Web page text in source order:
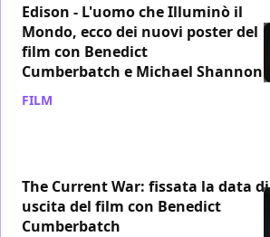
Edison - L'uomo che Illuminò il
Mondo, ecco dei nuovi poster del
film con Benedict
Cumberbatch e Michael Shannon
FILM
The Current War: fissata la data di
uscita del film con Benedict
Cumberbatch